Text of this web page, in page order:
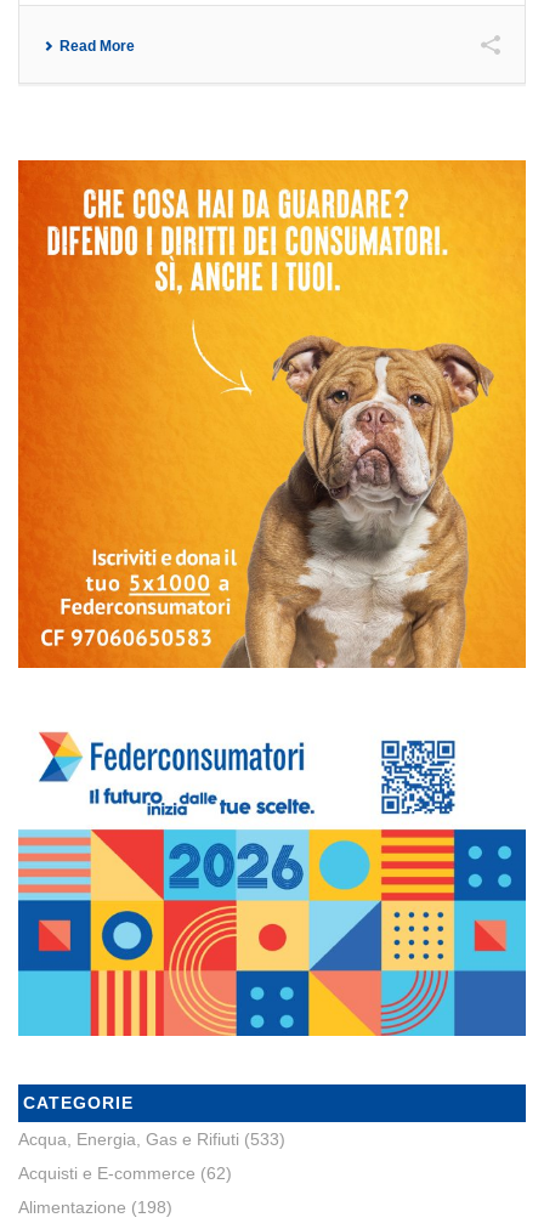
Read More
CATEGORIE
Acqua, Energia, Gas e Rifiuti (533)
Acquisti e E-commerce (62)
Alimentazione (198)